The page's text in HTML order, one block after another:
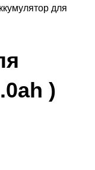
для
)